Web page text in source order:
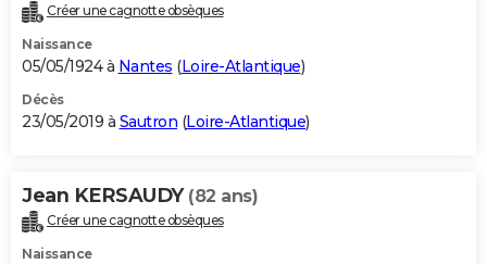
Créer une cagnotte obsèques
Naissance
05/05/1924 à Nantes (Loire-Atlantique)
Décès
23/05/2019 à Sautron (Loire-Atlantique)
Jean KERSAUDY (82 ans)
Créer une cagnotte obsèques
Naissance